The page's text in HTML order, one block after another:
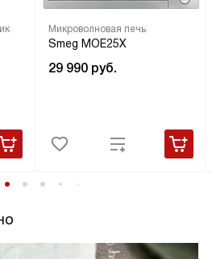
Микроволновая печь
Smeg MOE25X
29 990 руб.